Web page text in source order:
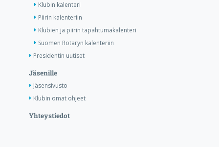
Klubin kalenteri
Piirin kalenteriin
Klubien ja piirin tapahtumakalenteri
Suomen Rotaryn kalenteriin
Presidentin uutiset
Jäsenille
Jäsensivusto
Klubin omat ohjeet
Yhteystiedot